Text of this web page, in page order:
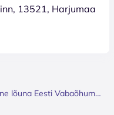
13521, Harjumaa
Emadepäeva pidulik 3-käiguline lõuna Eesti Vabaõhumuuseumi Kolu kõrtsis